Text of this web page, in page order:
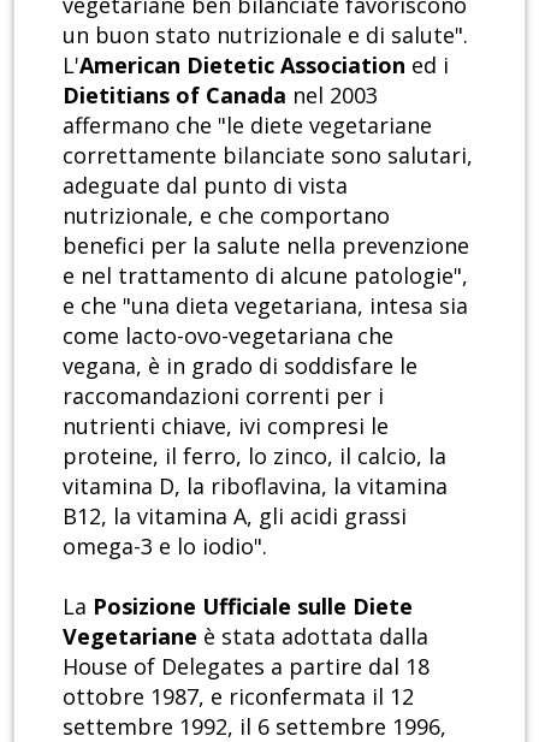
un buon stato nutrizionale e di salute".
L'American Dietetic Association ed i
Dietitians of Canada nel 2003
affermano che "le diete vegetariane
correttamente bilanciate sono salutari,
adeguate dal punto di vista
nutrizionale, e che comportano
benefici per la salute nella prevenzione
e nel trattamento di alcune patologie",
e che "una dieta vegetariana, intesa sia
come lacto-ovo-vegetariana che
vegana, è in grado di soddisfare le
raccomandazioni correnti per i
nutrienti chiave, ivi compresi le
proteine, il ferro, lo zinco, il calcio, la
vitamina D, la riboflavina, la vitamina
B12, la vitamina A, gli acidi grassi
omega-3 e lo iodio".
La Posizione Ufficiale sulle Diete
Vegetariane è stata adottata dalla
House of Delegates a partire dal 18
ottobre 1987, e riconfermata il 12
settembre 1992, il 6 settembre 1996,